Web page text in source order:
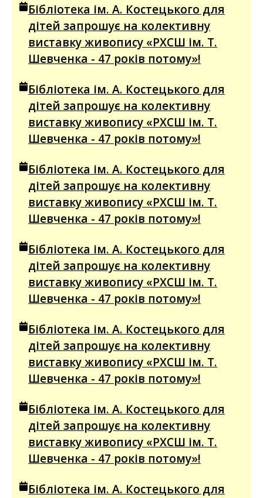
Бібліотека ім. А. Костецького для
дітей запрошує на колективну
виставку живопису «РХСШ ім. Т.
Шевченка - 47 років потому»!
Бібліотека ім. А. Костецького для
дітей запрошує на колективну
виставку живопису «РХСШ ім. Т.
Шевченка - 47 років потому»!
Бібліотека ім. А. Костецького для
дітей запрошує на колективну
виставку живопису «РХСШ ім. Т.
Шевченка - 47 років потому»!
Бібліотека ім. А. Костецького для
дітей запрошує на колективну
виставку живопису «РХСШ ім. Т.
Шевченка - 47 років потому»!
Бібліотека ім. А. Костецького для
дітей запрошує на колективну
виставку живопису «РХСШ ім. Т.
Шевченка - 47 років потому»!
Бібліотека ім. А. Костецького для
дітей запрошує на колективну
виставку живопису «РХСШ ім. Т.
Шевченка - 47 років потому»!
Бібліотека ім. А. Костецького для